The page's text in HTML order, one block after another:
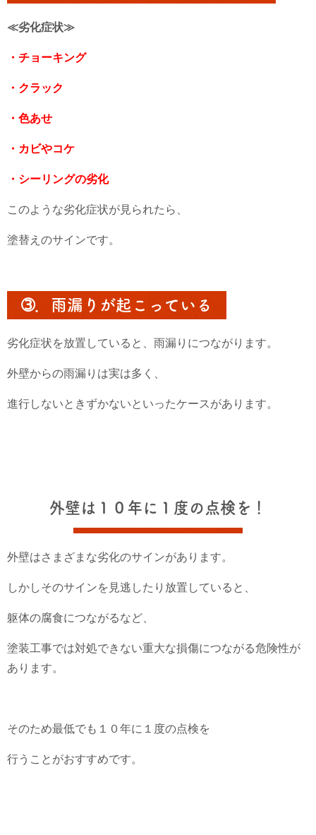
≪劣化症状≫
・チョーキング
・クラック
・色あせ
・カビやコケ
・シーリングの劣化
このような劣化症状が見られたら、
塗替えのサインです。
➂．雨漏りが起こっている
劣化症状を放置していると、雨漏りにつながります。
外壁からの雨漏りは実は多く、
進行しないときずかないといったケースがあります。
外壁は１０年に１度の点検を！
外壁はさまざまな劣化のサインがあります。
しかしそのサインを見逃したり放置していると、
躯体の腐食につながるなど、
塗装工事では対処できない重大な損傷につながる危険性が
あります。
そのため最低でも１０年に１度の点検を
行うことがおすすめです。